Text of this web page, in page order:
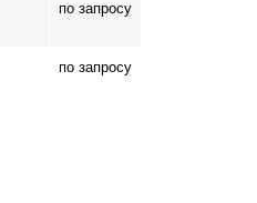
по запросу
по запросу